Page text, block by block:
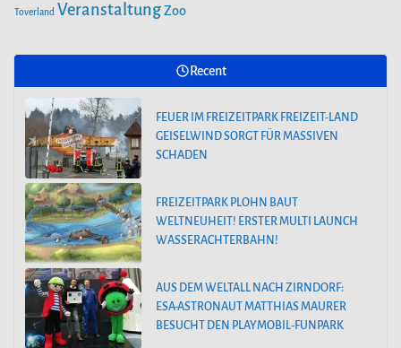
Toverland VeranstaltungZoo
Recent
FEUER IM FREIZEITPARK FREIZEIT-LAND
GEISELWIND SORGT FÜR MASSIVEN
SCHADEN
FREIZEITPARK PLOHN BAUT
WELTNEUHEIT! ERSTER MULTI LAUNCH
WASSERACHTERBAHN!
AUS DEM WELTALL NACH ZIRNDORF:
ESA-ASTRONAUT MATTHIAS MAURER
BESUCHT DEN PLAYMOBIL-FUNPARK